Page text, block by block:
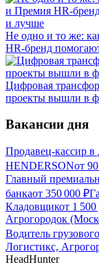
Не одно и то же:
HR-бренд
Цифровая
проекты вышли в
Вакансии дня
Продавец-кассир
HENDERSONот
Главный
банкаот 350 000 ₽
Кладовщикот 1 500
Агрогородок
Водитель
Логистикс,
HeadHunter